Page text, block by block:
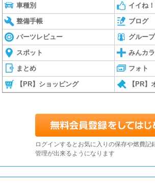
車種別 イイね！
整備手帳 ブログ
パーツレビュー グループ
スポット みんカ
まとめ フォト
【PR】ショッピング 【PR】
ログインするとお気に入りの保存や燃費記
管理が出来るようになります